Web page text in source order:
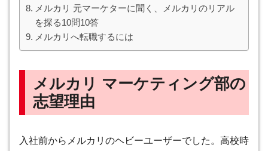
メルカリ 元マーケターに聞く、メルカリのリアル
を探る10問10答
メルカリへ転職するには
メルカリ マーケティング部の
志望理由
入社前からメルカリのヘビーユーザーでした。高校時